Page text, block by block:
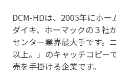
DCM-HDは、2005年にホー
ダイキ、ホーマックの３社
センター業界最大手です。
以上。」のキャッチコピー
売を手掛ける企業です。